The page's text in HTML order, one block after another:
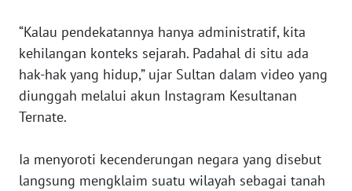
“Kalau pendekatannya hanya administratif, kita
kehilangan konteks sejarah. Padahal di situ ada
hak-hak yang hidup,” ujar Sultan dalam video yang
diunggah melalui akun Instagram Kesultanan
Ternate.
Ia menyoroti kecenderungan negara yang disebut
langsung mengklaim suatu wilayah sebagai tanah
PAPUA
BARAT
WN
RIAU
WN
SERAMBI